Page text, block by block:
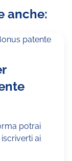
anche:
potrai
ai